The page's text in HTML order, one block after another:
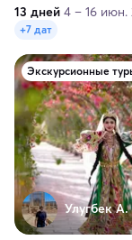
13 дней 4 – 16 июн.
+7 дат
Экскурсионные
Улугбек А.